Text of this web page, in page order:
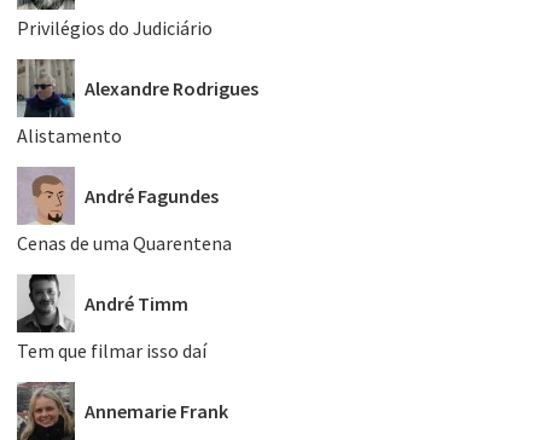
Privilégios do Judiciário
Alexandre Rodrigues
Alistamento
André Fagundes
Cenas de uma Quarentena
André Timm
Tem que filmar isso daí
Annemarie Frank